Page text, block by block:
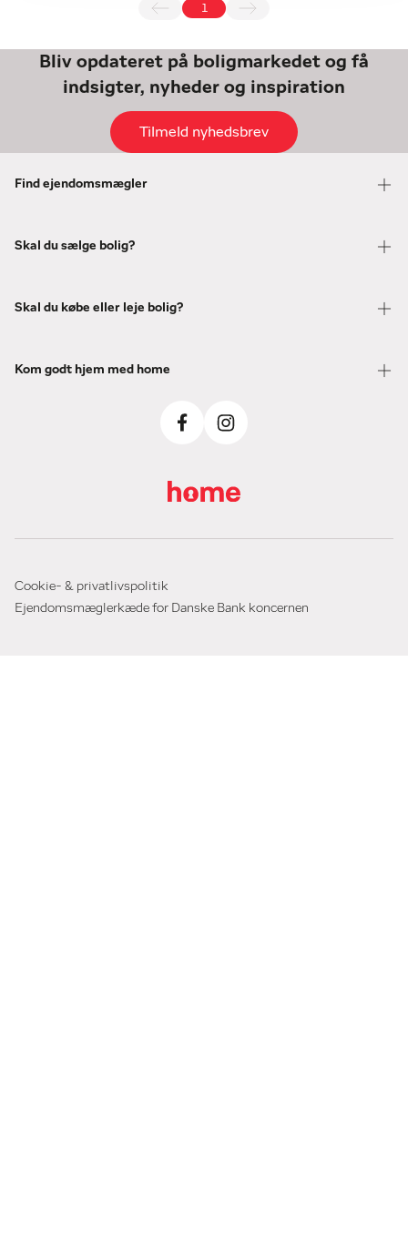
Bliv opdateret på boligmarkedet og få
indsigter, nyheder og inspiration
Tilmeld nyhedsbrev
Find ejendomsmægler
Skal du sælge bolig?
Skal du købe eller leje bolig?
Kom godt hjem med home
Cookie- & privatlivspolitik
Ejendomsmæglerkæde for Danske Bank koncernen